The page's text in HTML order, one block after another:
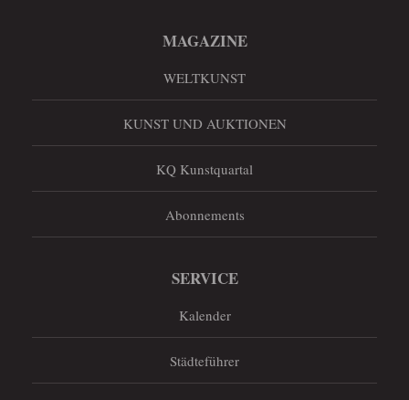
MAGAZINE
WELTKUNST
KUNST UND AUKTIONEN
KQ Kunstquartal
Abonnements
SERVICE
Kalender
Städteführer